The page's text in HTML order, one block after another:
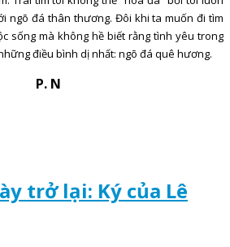
ngõ đá thân thương. Đôi khi ta muốn đi tìm
sống mà không hề biết rằng tình yêu trong
điều bình dị nhất: ngõ đá quê hương.
P. N
trở lại: Ký của Lê